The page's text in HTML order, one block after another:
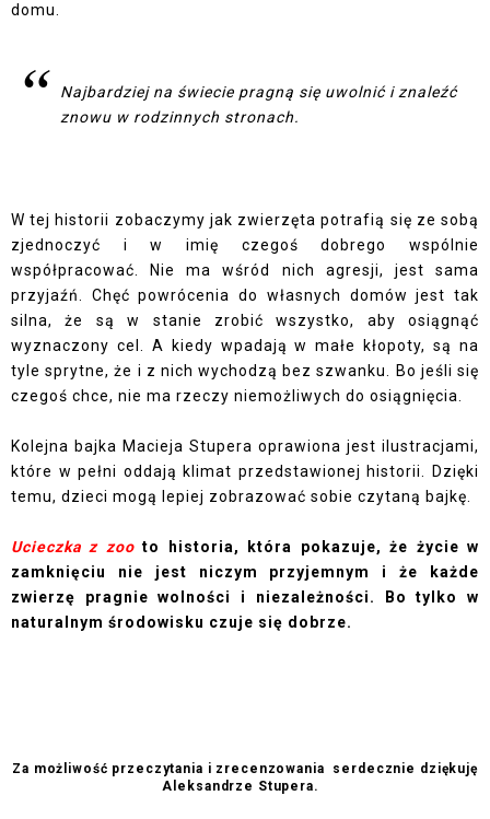
domu.
Najbardziej na świecie pragną się uwolnić i znaleźć
znowu w rodzinnych stronach.
W tej historii zobaczymy jak zwierzęta potrafią się ze sobą
zjednoczyć i w imię czegoś dobrego wspólnie
współpracować. Nie ma wśród nich agresji, jest sama
przyjaźń. Chęć powrócenia do własnych domów jest tak
silna, że są w stanie zrobić wszystko, aby osiągnąć
wyznaczony cel. A kiedy wpadają w małe kłopoty, są na
tyle sprytne, że i z nich wychodzą bez szwanku. Bo jeśli się
czegoś chce, nie ma rzeczy niemożliwych do osiągnięcia.
Kolejna bajka Macieja Stupera oprawiona jest ilustracjami,
które w pełni oddają klimat przedstawionej historii. Dzięki
temu, dzieci mogą lepiej zobrazować sobie czytaną bajkę.
Ucieczka z zooto historia, która pokazuje, że życie w
zamknięciu nie jest niczym przyjemnym i że każde
zwierzę pragnie wolności i niezależności. Bo tylko w
naturalnym środowisku czuje się dobrze.
Za możliwość przeczytania i zrecenzowania
serdecznie dziękuję
Aleksandrze Stupera.